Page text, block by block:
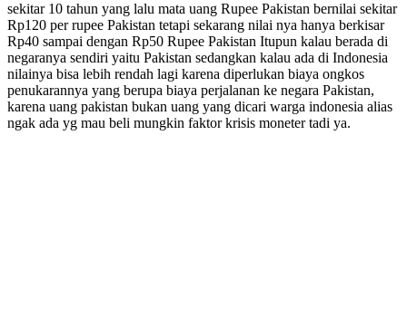
sekitar 10 tahun yang lalu mata uang Rupee Pakistan bernilai sekitar
Rp120 per rupee Pakistan tetapi sekarang nilai nya hanya berkisar
Rp40 sampai dengan Rp50 Rupee Pakistan Itupun kalau berada di
negaranya sendiri yaitu Pakistan sedangkan kalau ada di Indonesia
nilainya bisa lebih rendah lagi karena diperlukan biaya ongkos
penukarannya yang berupa biaya perjalanan ke negara Pakistan,
karena uang pakistan bukan uang yang dicari warga indonesia alias
ngak ada yg mau beli mungkin faktor krisis moneter tadi ya.